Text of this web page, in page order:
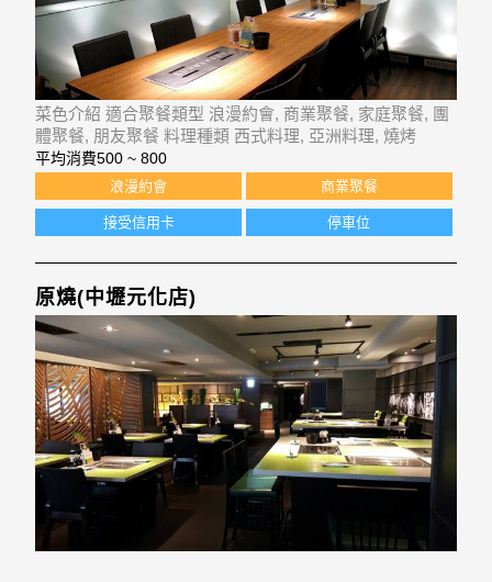
菜色介紹 適合聚餐類型 浪漫約會, 商業聚餐, 家庭聚餐, 團
體聚餐, 朋友聚餐 料理種類 西式料理, 亞洲料理, 燒烤
平均消費500 ~ 800
浪漫約會 商業聚餐
接受信用卡 停車位
原燒(中壢元化店)